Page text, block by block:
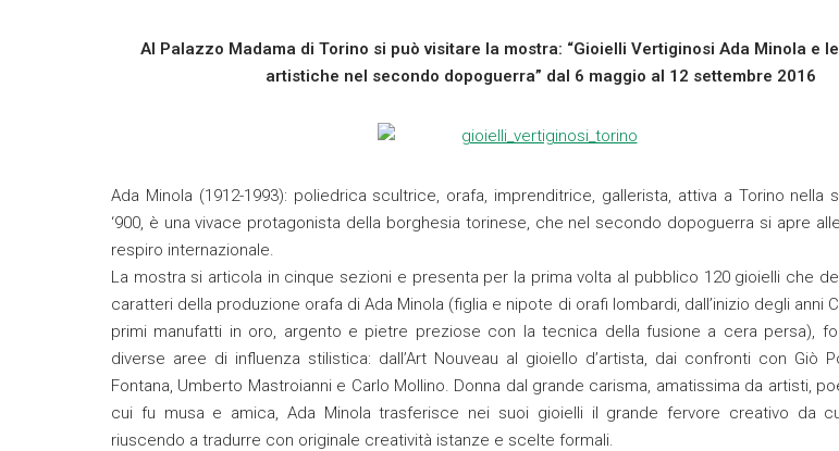
Al Palazzo Madama di Torino si può visitare la mostra: “Gioielli Vertiginosi Ada Minola e
artistiche nel secondo dopoguerra” dal 6 maggio al 12 settembre 2016
Ada Minola (1912-1993): poliedrica scultrice, orafa, imprenditrice, gallerista, attiva a Torino nella
‘900, è una vivace protagonista della borghesia torinese, che nel secondo dopoguerra si apre
respiro internazionale.
La mostra si articola in cinque sezioni e presenta per la prima volta al pubblico 120 gioielli che
caratteri della produzione orafa di Ada Minola (figlia e nipote di orafi lombardi, dall’inizio degli anni
primi manufatti in oro, argento e pietre preziose con la tecnica della fusione a cera persa),
diverse aree di influenza stilistica: dall’Art Nouveau al gioiello d’artista, dai confronti con Giò
Fontana, Umberto Mastroianni e Carlo Mollino. Donna dal grande carisma, amatissima da artisti,
cui fu musa e amica, Ada Minola trasferisce nei suoi gioielli il grande fervore creativo da
riuscendo a tradurre con originale creatività istanze e scelte formali.